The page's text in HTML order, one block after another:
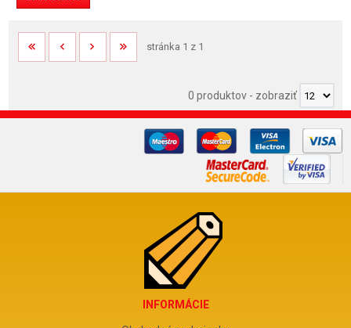
stránka 1 z 1
0 produktov- zobraziť
INFORMÁCIE